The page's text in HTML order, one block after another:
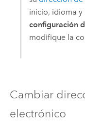
inicio, idioma y
configuración
modifique la
Cambiar
electrónico